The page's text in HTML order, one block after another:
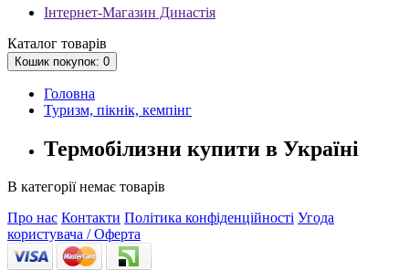
Інтернет-Магазин Династія
Каталог товарів
Кошик покупок: 0
Головна
Туризм, пікнік, кемпінг
Термобілизни купити в Україні
В категорії немає товарів
Про нас Контакти Політика конфіденційності Угода
користувача / Оферта